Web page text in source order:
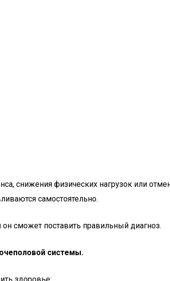
снижения физических нагрузок или
самостоятельно.
сможет поставить правильный диагноз.
системы.